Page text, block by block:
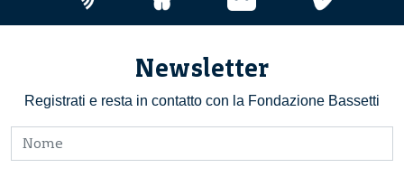
Newsletter
Registrati e resta in contatto con la Fondazione Bassetti